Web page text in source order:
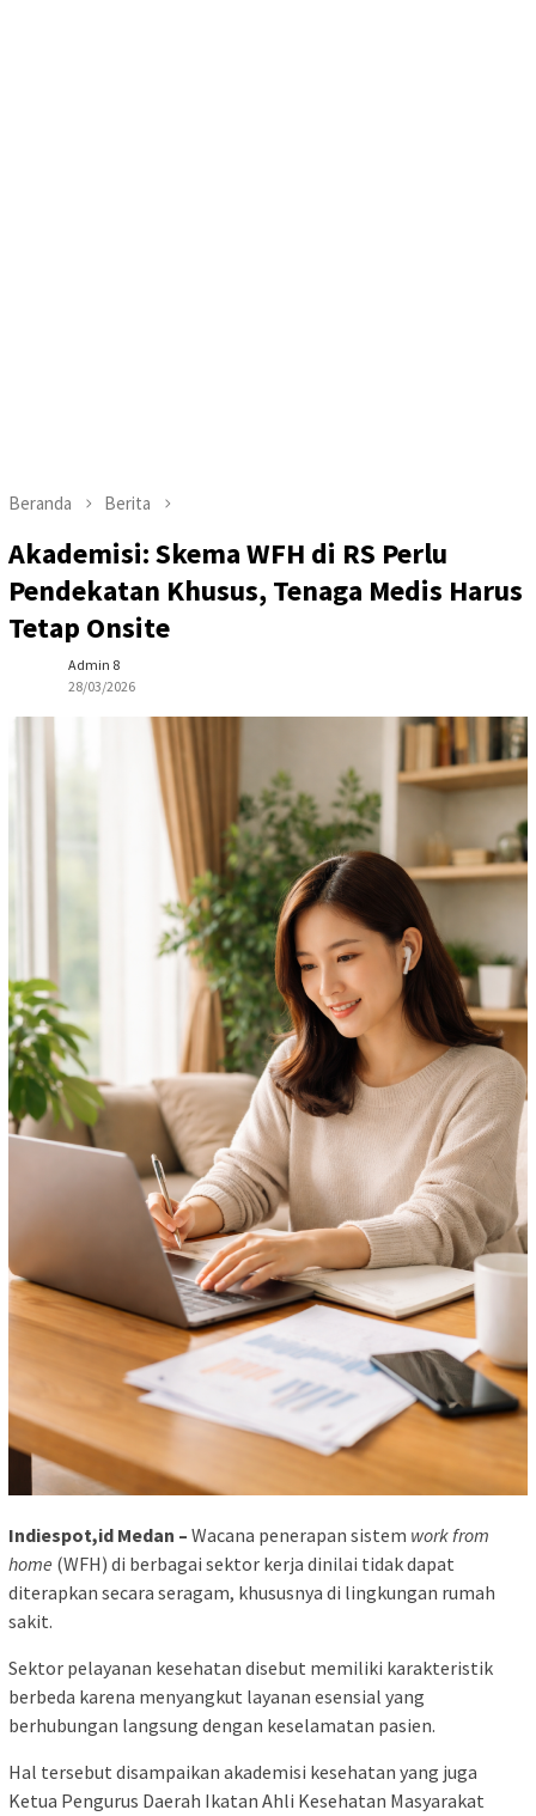
Beranda Berita
Akademisi: Skema WFH di RS Perlu
Pendekatan Khusus, Tenaga Medis Harus
Tetap Onsite
Admin 8
28/03/2026
Indiespot,id Medan – Wacana penerapan sistem work from
home (WFH) di berbagai sektor kerja dinilai tidak dapat
diterapkan secara seragam, khususnya di lingkungan rumah
sakit.
Sektor pelayanan kesehatan disebut memiliki karakteristik
berbeda karena menyangkut layanan esensial yang
berhubungan langsung dengan keselamatan pasien.
Hal tersebut disampaikan akademisi kesehatan yang juga
Ketua Pengurus Daerah Ikatan Ahli Kesehatan Masyarakat